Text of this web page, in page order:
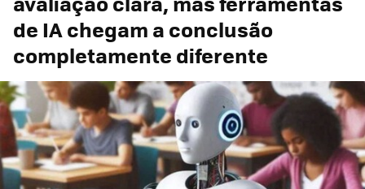
de IA chegam a conclusão
completamente diferente